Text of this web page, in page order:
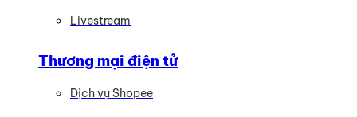
Livestream
Thương mại điện tử
Dịch vụ Shopee